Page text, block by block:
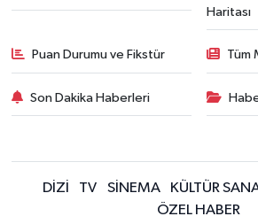
Haritası
Puan Durumu ve Fikstür Tüm
Son Dakika Haberleri
DİZİ TV SİNEMA KÜLTÜR
ÖZEL HABER